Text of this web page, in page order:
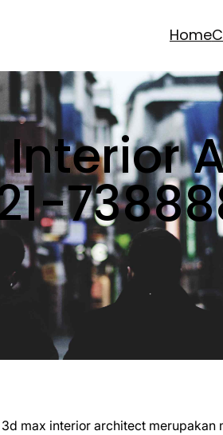
Home
Interior
max interior architect merupakan